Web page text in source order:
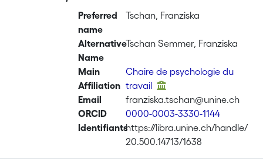
Preferred
name
Tschan, Franziska
Alternative
Name
Tschan Semmer, Franziska
Main
Affiliation
Chaire de psychologie du
travail
Email
franziska.tschan@unine.ch
ORCID
0000-0003-3330-1144
Identifiantshttps://libra.unine.ch/handle/
20.500.14713/1638